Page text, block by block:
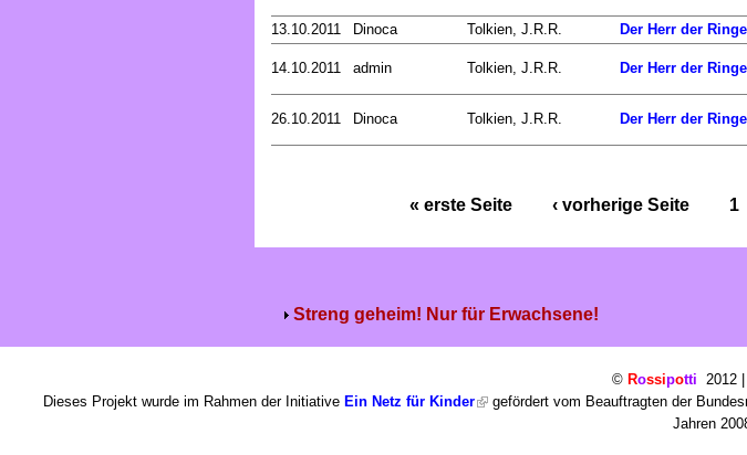
13.10.2011 Dinoca Tolkien, J.R.R. Der Herr der
14.10.2011 admin Tolkien, J.R.R. Der Herr der
26.10.2011 Dinoca Tolkien, J.R.R. Der Herr der
« erste Seite ‹ vorherige Seite 1
Streng geheim! Nur für Erwachsene!
© Rossipotti 2012 |
Dieses Projekt wurde im Rahmen der Initiative Ein Netz für Kinder
gefördert vom Beauftragten der
Jahren